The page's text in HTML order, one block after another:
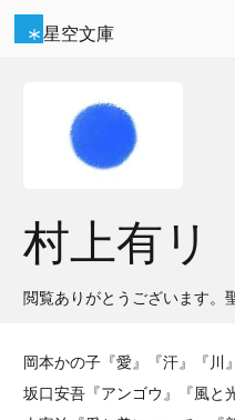
星空文庫
村上有リ
閲覧ありがとうございます。
岡本かの子『愛』『汗』『川』
坂口安吾『アンゴウ』『風と